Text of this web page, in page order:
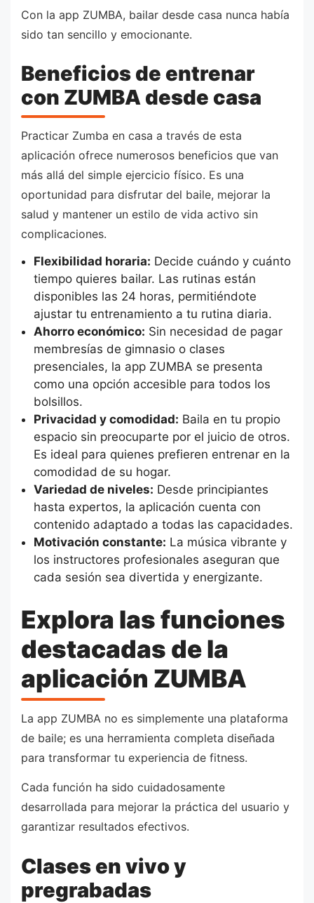
Con la app ZUMBA, bailar desde casa nunca había
sido tan sencillo y emocionante.
Beneficios de entrenar
con ZUMBA desde casa
Practicar Zumba en casa a través de esta
aplicación ofrece numerosos beneficios que van
más allá del simple ejercicio físico. Es una
oportunidad para disfrutar del baile, mejorar la
salud y mantener un estilo de vida activo sin
complicaciones.
Flexibilidad horaria: Decide cuándo y cuánto
tiempo quieres bailar. Las rutinas están
disponibles las 24 horas, permitiéndote
ajustar tu entrenamiento a tu rutina diaria.
Ahorro económico: Sin necesidad de pagar
membresías de gimnasio o clases
presenciales, la app ZUMBA se presenta
como una opción accesible para todos los
bolsillos.
Privacidad y comodidad: Baila en tu propio
espacio sin preocuparte por el juicio de otros.
Es ideal para quienes prefieren entrenar en la
comodidad de su hogar.
Variedad de niveles: Desde principiantes
hasta expertos, la aplicación cuenta con
contenido adaptado a todas las capacidades.
Motivación constante: La música vibrante y
los instructores profesionales aseguran que
cada sesión sea divertida y energizante.
Explora las funciones
destacadas de la
aplicación ZUMBA
La app ZUMBA no es simplemente una plataforma
de baile; es una herramienta completa diseñada
para transformar tu experiencia de fitness.
Cada función ha sido cuidadosamente
desarrollada para mejorar la práctica del usuario y
garantizar resultados efectivos.
Clases en vivo y
pregrabadas